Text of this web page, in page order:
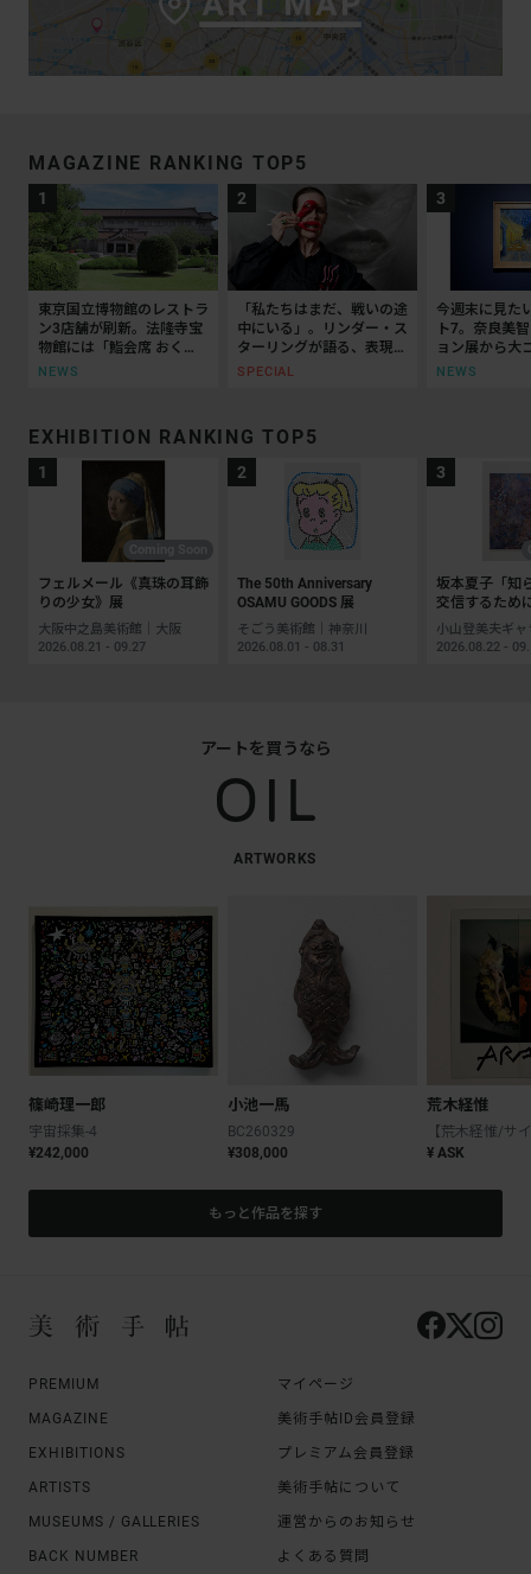
MAGAZINE RANKING TOP5
東京国立博物館のレストラ
ン3店舗が刷新。法隆寺宝
物館には「鮨会席 おく
乃」がオープン
NEWS
「私たちはまだ、戦いの途
中にいる」。リンダー・ス
ターリングが語る、表現と
抵抗の50年
SPECIAL
今週末に見た
ト7。奈良美
ョン展から大
ッティチェリ
NEWS
EXHIBITION RANKING TOP5
フェルメール《真珠の耳飾
りの少女》展
大阪中之島美術館｜大阪
2026.08.21 - 09.27
The 50th Anniversary
OSAMU GOODS 展
そごう美術館｜神奈川
2026.08.01 - 08.31
坂本夏子「知
交信するため
2026.08.22 -
アートを買うなら
ARTWORKS
篠崎理一郎
宇宙採集-4
¥242,000
小池一馬
BC260329
¥308,000
荒木経惟
¥ ASK
もっと作品を探す
PREMIUM
MAGAZINE
EXHIBITIONS
ARTISTS
MUSEUMS / GALLERIES
BACK NUMBER
マイページ
美術手帖ID会員登録
プレミアム会員登録
美術手帖について
運営からのお知らせ
よくある質問